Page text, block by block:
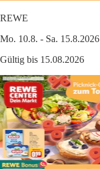
REWE
Mo. 10.8. - Sa. 15.8.2026
Gültig bis 15.08.2026